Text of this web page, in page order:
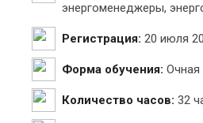
энергоменеджеры,
Регистрация: 20 июля
Форма обучения: Очная
Количество часов: 32